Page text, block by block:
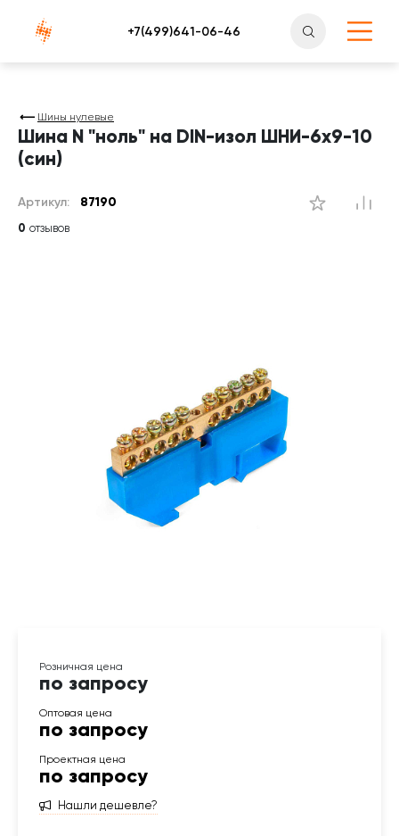
Атлантснаб
Шины нулевые
Шина N "ноль" на DIN-изол ШНИ-6х9-10
(син)
Артикул: 87190
по запросу
по запросу
по запросу
Нашли дешевле?